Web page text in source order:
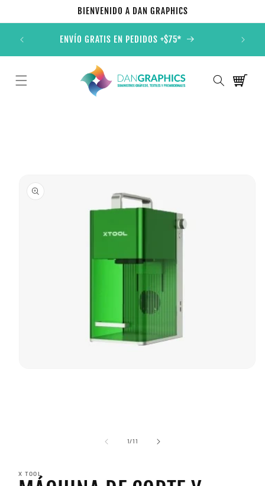
al contenido
BIENVENIDO A DAN GRAPHICS
ENVÍO GRATIS EN PEDIDOS +$75*
Carrito
1/de
11
X TOOL